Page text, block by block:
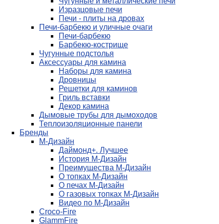
Изразцовые печи
Печи - плиты на дровах
Печи-барбекю и уличные очаги
Печи-барбекю
Барбекю-кострище
Чугунные подстолья
Аксессуары для камина
Наборы для камина
Дровницы
Решетки для каминов
Гриль вставки
Декор камина
Дымовые трубы для дымоходов
Теплоизоляционные панели
Бренды
М-Дизайн
Даймонд+. Лучшее
История М-Дизайн
Преимущества М-Дизайн
О топках М-Дизайн
О печах М-Дизайн
О газовых топках М-Дизайн
Видео по М-Дизайн
Croco-Fire
GlammFire